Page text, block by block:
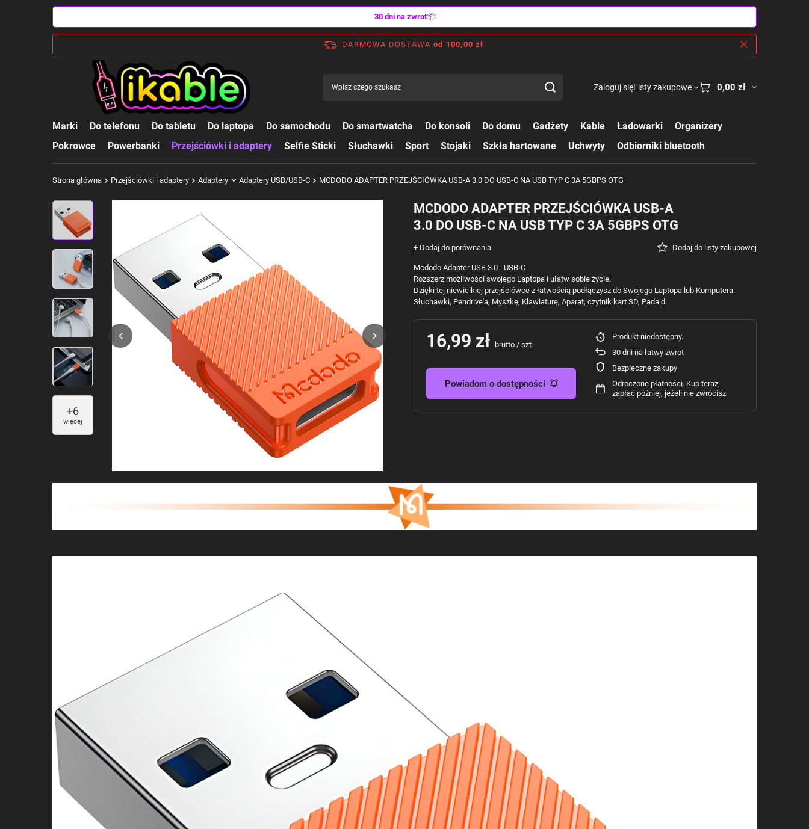
30 dni na zwrot📦
DARMOWA DOSTAWA od 100,00 zł
Zaloguj sięListy zakupowe 0,00 zł
Marki Do telefonu Do tabletu Do laptopa Do samochodu Do smartwatcha Do konsoli Do domu Gadżety Kable Ładowarki
Organizery
Pokrowce
Powerbanki Przejściówki i adaptery Selfie Sticki Słuchawki Sport Stojaki Szkła hartowane Uchwyty Odbiorniki bluetooth
Strona główna Przejściówki i adaptery Adaptery Adaptery USB/USB-C MCDODO ADAPTER PRZEJŚCIÓWKA USB-A 3.0 DO USB-C NA USB TYP C 3A 5GBPS OTG
+6
więcej
MCDODO ADAPTER PRZEJŚCIÓWKA USB-A
3.0 DO USB-C NA USB TYP C 3A 5GBPS OTG
+ Dodaj do porównania Dodaj do listy zakupowej
Mcdodo Adapter USB 3.0 - USB-C
Rozszerz możliwości swojego Laptopa i ułatw sobie życie.
Dzięki tej niewielkiej przejściówce z łatwością podłączysz do Swojego Laptopa lub Komputera:
Słuchawki, Pendrive'a, Myszkę, Klawiaturę, Aparat, czytnik kart SD, Pada d
16,99 zł brutto / szt.
Powiadom o dostępności
Produkt niedostępny
30 dni na łatwy zwrot
Bezpieczne zakupy
Odroczone płatności. Kup teraz,
zapłać później, jeżeli nie zwrócisz